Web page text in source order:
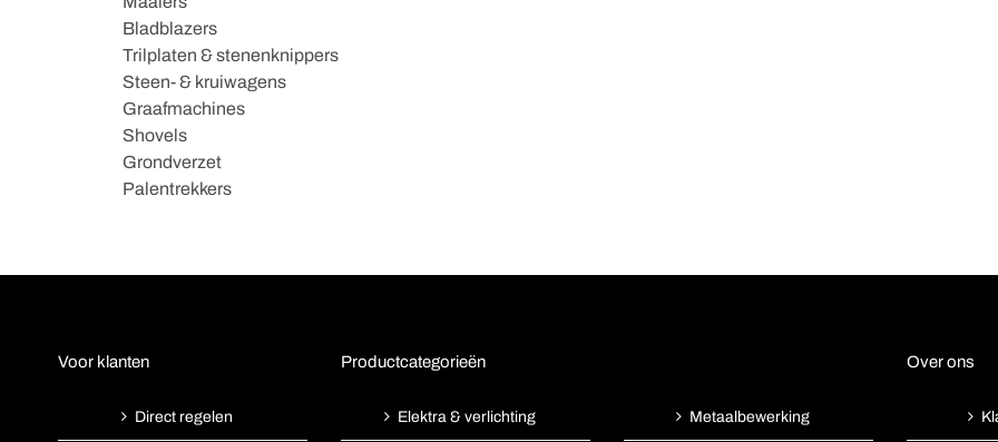
Bladblazers
Trilplaten & stenenknippers
Steen- & kruiwagens
Graafmachines
Shovels
Grondverzet
Palentrekkers
Voor klanten
Direct regelen
Productcategorieën
Elektra & verlichting Metaalbewerking
Over ons